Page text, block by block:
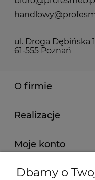
ul. Droga Dębińska
61-555 Poznań
O firmie
Realizacje
Moje konto
Regulamin
Dbamy o